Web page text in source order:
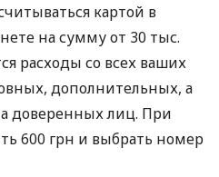
картой в
на сумму от 30 тыс.
расходы со всех ваших
дополнительных, а
доверенных лиц. При
600 грн и выбрать номер